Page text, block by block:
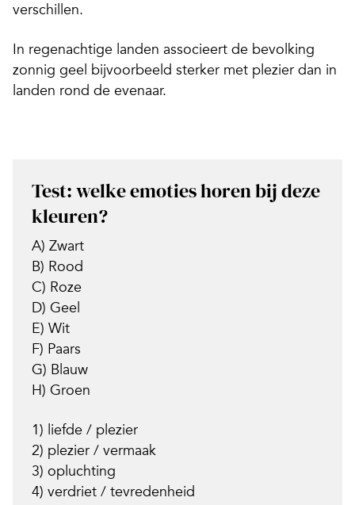
verschillen.
In regenachtige landen associeert de bevolking
zonnig geel bijvoorbeeld sterker met plezier dan in
landen rond de evenaar.
Test: welke emoties horen bij deze
kleuren?
A) Zwart
B) Rood
C) Roze
D) Geel
E) Wit
F) Paars
G) Blauw
H) Groen
1) liefde / plezier
2) plezier / vermaak
3) opluchting
4) verdriet / tevredenheid